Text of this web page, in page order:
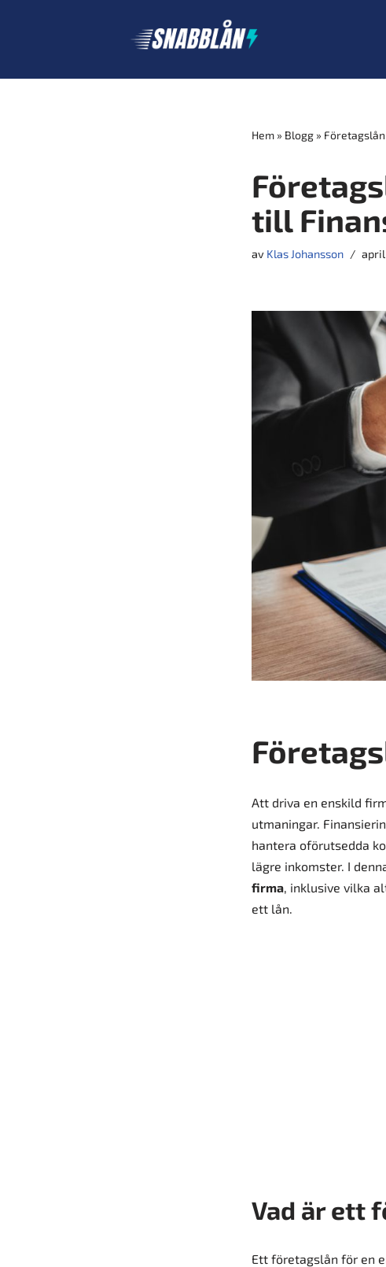
Hem» Blogg»
till
av Klas Johansson april
Att driva en enskild
utmaningar.
hantera oförutsedda
lägre inkomster. I
firma, inklusive vilka
ett lån.
Vad är ett
Ett företagslån för en